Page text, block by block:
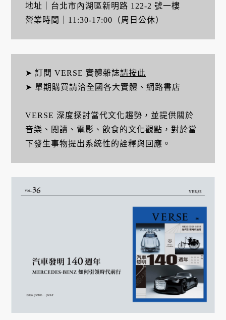
地址｜台北市內湖區新明路 122-2 號一樓
營業時間｜11:30-17:00（周日公休）
➤ 訂閱 VERSE 實體雜誌請按此
➤ 單期購買請洽全國各大實體、網路書店
VERSE 深度探討當代文化趨勢，並提供關於
音樂、閱讀、電影、飲食的文化觀點，對於當
下發生事物提出系統性的詮釋與回應。